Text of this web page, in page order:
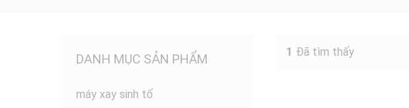
1 Đã tìm thấy
DANH MỤC SẢN PHẨM
máy xay sinh tố